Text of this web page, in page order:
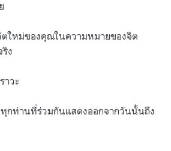
ใหม่ของคุณในความหมายของจิต
ง
าวะ
กท่านที่ร่วมกันแสดงออกจากวันนั้นถึง